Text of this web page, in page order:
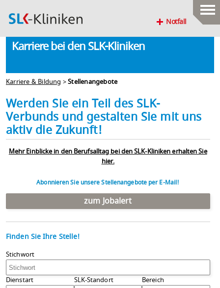
Notfall
Karriere bei den SLK-Kliniken
Karriere & Bildung >Stellenangebote
Werden Sie ein Teil des SLK-
Verbunds und gestalten Sie mit uns
aktiv die Zukunft!
Mehr Einblicke in den Berufsalltag bei den SLK-Kliniken erhalten Sie
hier.
Abonnieren Sie unsere Stellenangebote per E-Mail!
zum Jobalert
Finden Sie Ihre Stelle!
Stichwort
Dienstart SLK-Standort Bereich